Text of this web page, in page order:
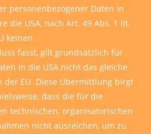
personenbezogener Daten in
die USA, nach Art. 49 Abs. 1 lit.
keinen
fasst, gilt grundsätzlich für
in die USA nicht das gleiche
der EU. Diese Übermittlung birgt
dass die für die
technischen, organisatorischen
nicht ausreichen, um zu